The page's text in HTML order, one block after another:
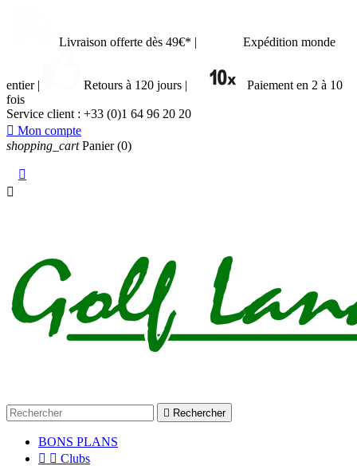
Livraison offerte dès 49€* | Expédition monde
entier | Retours à 120 jours |
Paiement en 2 à 10
fois
Service client : +33 (0)1 64 96 20 20
 Mon compte
shopping_cart Panier (0)


 Rechercher
BONS PLANS
  Clubs